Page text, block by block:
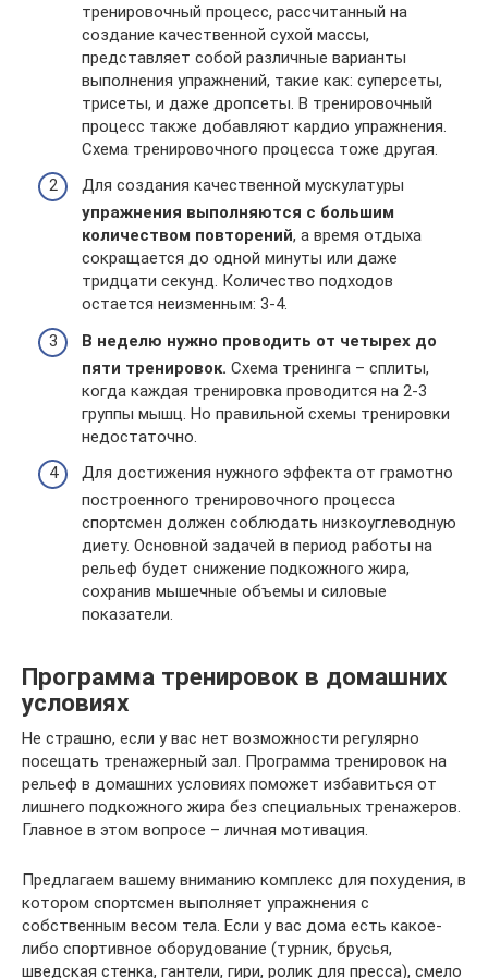
тренировочный процесс, рассчитанный на
создание качественной сухой массы,
представляет собой различные варианты
выполнения упражнений, такие как: суперсеты,
трисеты, и даже дропсеты. В тренировочный
процесс также добавляют кардио упражнения.
Схема тренировочного процесса тоже другая.
Для создания качественной мускулатуры
упражнения выполняются с большим
количеством повторений, а время отдыха
сокращается до одной минуты или даже
тридцати секунд. Количество подходов
остается неизменным: 3-4.
В неделю нужно проводить от четырех до
пяти тренировок. Схема тренинга – сплиты,
когда каждая тренировка проводится на 2-3
группы мышц. Но правильной схемы тренировки
недостаточно.
Для достижения нужного эффекта от грамотно
построенного тренировочного процесса
спортсмен должен соблюдать низкоуглеводную
диету. Основной задачей в период работы на
рельеф будет снижение подкожного жира,
сохранив мышечные объемы и силовые
показатели.
Программа тренировок в домашних
условиях
Не страшно, если у вас нет возможности регулярно
посещать тренажерный зал. Программа тренировок на
рельеф в домашних условиях поможет избавиться от
лишнего подкожного жира без специальных тренажеров.
Главное в этом вопросе – личная мотивация.
Предлагаем вашему вниманию комплекс для похудения, в
котором спортсмен выполняет упражнения с
собственным весом тела. Если у вас дома есть какое-
либо спортивное оборудование (турник, брусья,
шведская стенка, гантели, гири, ролик для пресса), смело